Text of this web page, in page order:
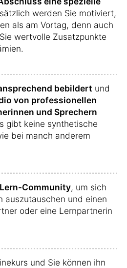
werden Sie motiviert,
als am Vortag, denn auch
wertvolle Zusatzpunkte
bebildert und
von professionellen
und Sprechern
gibt keine synthetische
bei manch anderem
Lern-Community, um sich
auszutauschen und einen
oder eine Lernpartnerin
und Sie können ihn